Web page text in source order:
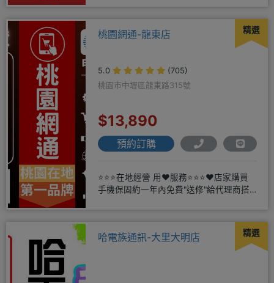
精選
桃園網通-龍東店
5.0
(705)
桃園市中壢區龍東路315號
$13,890
預約訂購
⭐⭐⭐在地經營 用❤️服務⭐⭐⭐❤️店家購買
手機保固約一年內免費"送修"給代理商搭
精選
哈電族通訊-大里大明店